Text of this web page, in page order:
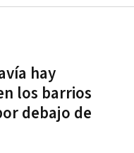
hay
los barrios
debajo de